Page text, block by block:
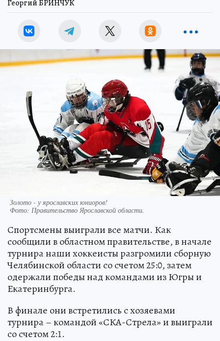
Георгий БРИНЧУК
Золото - у ярославских юниоров!
Фото: Правительство Ярославской области.
Спортсмены выиграли все матчи. Как
сообщили в областном правительстве, в начале
турнира наши хоккеисты разгромили сборную
Челябинской области со счетом 25:0, затем
одержали победы над командами из Югры и
Екатеринбурга.
В финале они встретились с хозяевами
турнира – командой «СКА-Стрела» и выиграли
со счетом 2:1.